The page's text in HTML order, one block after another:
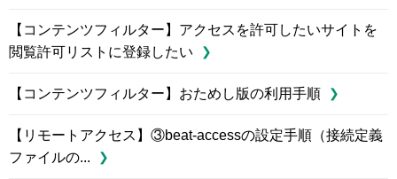
【コンテンツフィルター】アクセスを許可したいサイトを
閲覧許可リストに登録したい
【コンテンツフィルター】おためし版の利用手順
【リモートアクセス】③beat-accessの設定手順（接続定義
ファイルの...